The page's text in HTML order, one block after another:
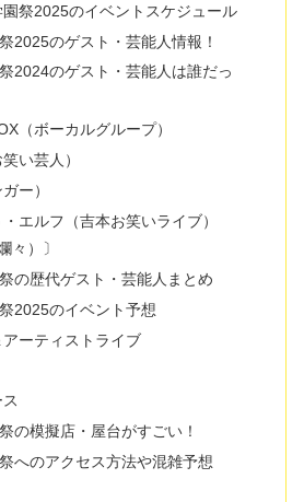
祭2025のイベントスケジュール
2025のゲスト・芸能人情報！
2024のゲスト・芸能人は誰だっ
（ボーカルグループ）
い芸人）
ー）
エルフ（吉本お笑いライブ）
々）〕
の歴代ゲスト・芸能人まとめ
2025のイベント予想
ーティストライブ
の模擬店・屋台がすごい！
へのアクセス方法や混雑予想